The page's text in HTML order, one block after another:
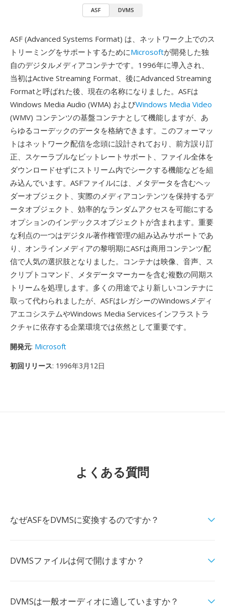
ASF DVMS
ASF (Advanced Systems Format) は、ネットワーク上でのス
トリーミングをサポートするためにMicrosoftが開発した独
自のデジタルメディアコンテナです。1996年に導入され、
当初はActive Streaming Format、後にAdvanced Streaming
Formatと呼ばれた後、現在の名称になりました。ASFは
Windows Media Audio (WMA) およびWindows Media Video
(WMV) コンテンツの基盤コンテナとして機能しますが、あ
らゆるコーデックのデータを格納できます。このフォーマッ
トはネットワーク配信を念頭に設計されており、前方誤り訂
正、スケーラブルなビットレートサポート、ファイル全体を
ダウンロードせずにストリーム内でシークする機能などを組
み込んでいます。ASFファイルには、メタデータを含むヘッ
ダーオブジェクト、実際のメディアコンテンツを保持するデ
ータオブジェクト、効率的なランダムアクセスを可能にする
オプションのインデックスオブジェクトが含まれます。重要
な利点の一つはデジタル著作権管理の組み込みサポートであ
り、オンラインメディアの黎明期にASFは商用コンテンツ配
信で人気の選択肢となりました。コンテナは映像、音声、ス
クリプトコマンド、メタデータマーカーを含む複数の同期ス
トリームを処理します。多くの用途でより新しいコンテナに
取って代わられましたが、ASFはレガシーのWindowsメディ
アエコシステムやWindows Media Servicesインフラストラ
クチャに依存する企業環境では依然として重要です。
開発元: Microsoft
初回リリース: 1996年3月12日
よくある質問
なぜASFをDVMSに変換するのですか？
DVMSファイルは何で開けますか？
DVMSは一般オーディオに適していますか？